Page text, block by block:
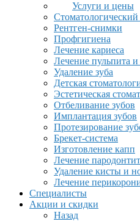
Услуги и цены
Рентген-снимки
Профгигиена
Лечение кариеса
Лечение пульпита
Удаление зуба
Детская
Эстетическая
Отбеливание зубов
Имплантация зубов
Протезирование
Брекет-система
Изготовление капп
Лечение
Удаление кисты и
Лечение
Специалисты
Акции и скидки
Назад